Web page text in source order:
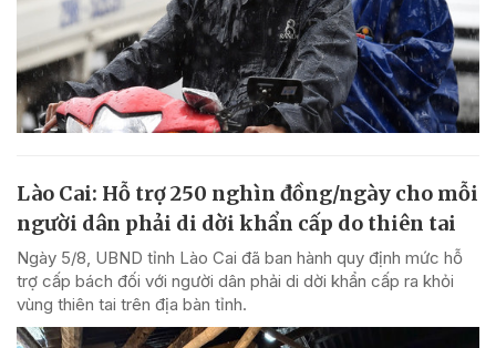
Lào Cai: Hỗ trợ 250 nghìn đồng/ngày cho mỗi
người dân phải di dời khẩn cấp do thiên tai
Ngày 5/8, UBND tỉnh Lào Cai đã ban hành quy định mức hỗ
trợ cấp bách đối với người dân phải di dời khẩn cấp ra khỏi
vùng thiên tai trên địa bàn tỉnh.